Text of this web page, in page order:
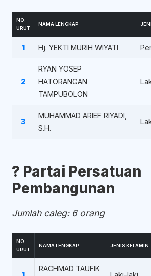
NO.
URUT
NAMA LENGKAP
1 Hj. YEKTI MURIH WIYATI
2
RYAN YOSEP
HATORANGAN
TAMPUBOLON
3
MUHAMMAD ARIEF RIYADI,
S.H.
?️ Partai Persatuan
Pembangunan
Jumlah caleg: 6 orang
NO.
URUT
NAMA LENGKAP JENIS KELAMIN
RACHMAD TAUFIK